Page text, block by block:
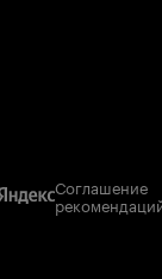
Соглашение